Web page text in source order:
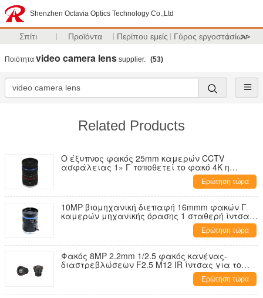
Shenzhen Octavia Optics Technology Co.,Ltd
Σπίτι Προϊόντα Περίπου εμείς Γύρος εργοστασίων
>>
Ποιότητα video camera lens supplier. (53)
Related Products
Ο έξυπνος φακός 25mm καμερών CCTV
ασφάλειας 1» Γ τοποθετεί το φακό 4K η
Ερώτηση τώρα
10MP βιομηχανική διεπαφή 16mmm φακών Γ
καμερών μηχανικής όρασης 1 σταθερή ίντσα
εστίαση για τη κάμερα σμέουρων γ-λιμένων
Ερώτηση τώρα
Φακός 8MP 2.2mm 1/2.5 φακός κανένας-
διαστρεβλώσεων F2.5 M12 IR ίντσας για το
φακό CCTV καμερών AHD IP με το φίλτρο
Ερώτηση τώρα